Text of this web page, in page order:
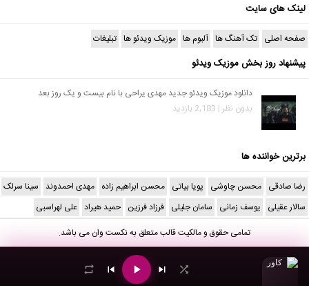
لینک های سایت
صفحه اصلی تک آهنگ ها آلبوم ها موزیک ویدئو ها تبلیغات
پیشنهاد روز بخش موزیک ویدئو
دانلود موزیک ویدئو جدید مهدی یراحی با نام بیست و یک روز بعد
بدون نظر | 2,183 بازدید
برترین خواننده ها
رضا صادقی محسن چاوشی پویا بیاتی محسن ابراهیم زاده مهدی احمدوند سینا سرلک
سالار عقیلی یوسف زمانی سامان جلیلی فرزاد فرزین حمید هیراد علی لهراسبی
تمامی حقوق و مالکیت قالب متعلق بهنکست وانمی باشد.